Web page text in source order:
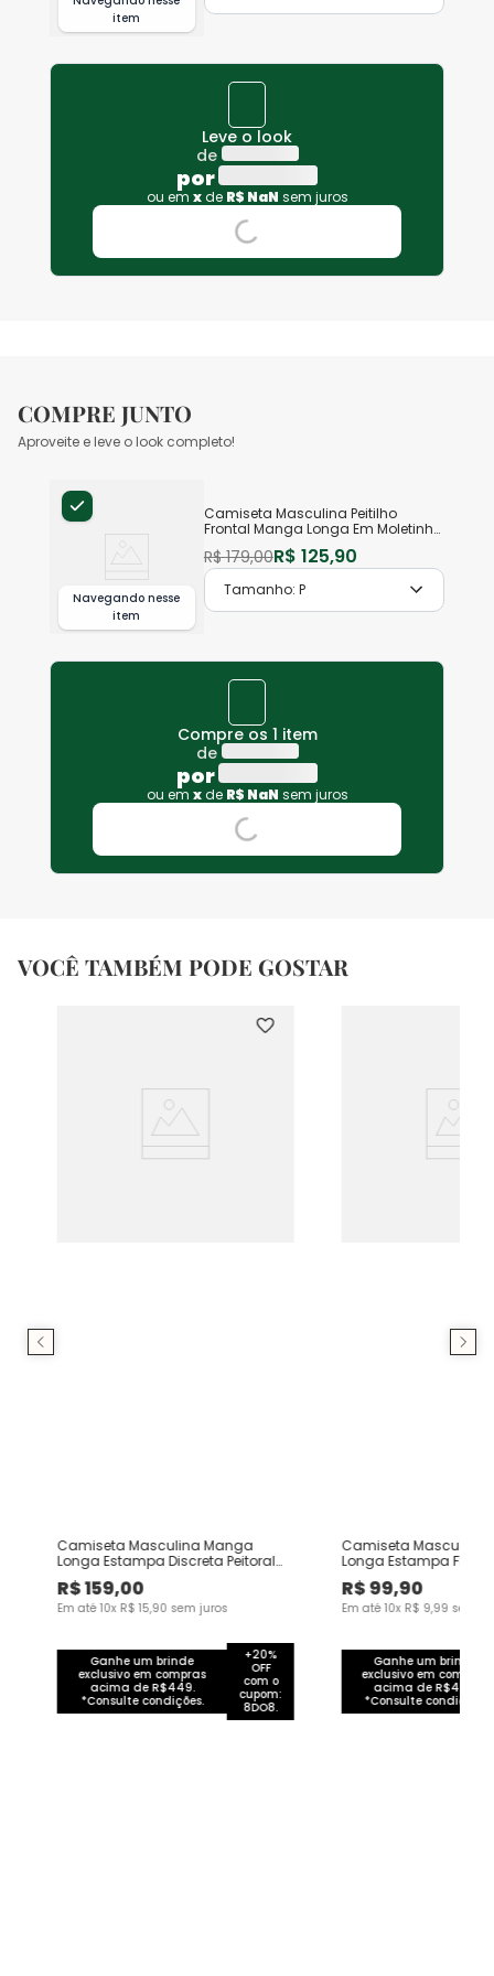
item
Leve o look
de
por
ou em x de R$ NaN sem juros
COMPRE JUNTO
Aproveite e leve o look completo!
Navegando nesse
item
Camiseta Masculina Peitilho
Frontal Manga Longa Em Moletinho
R$ 179,00R$ 125,90
Tamanho: P
Compre os 1 item
de
por
ou em x de R$ NaN sem juros
VOCÊ TAMBÉM PODE GOSTAR
Camiseta Masculina Manga
Longa Estampa Discreta Peitoral
Em Moletinho Rajado
R$159,00
Em até10xR$ 15,90 sem juros
Ganhe um brinde
exclusivo em compras
acima de R$449.
*Consulte condições.
+20%
OFF
com o
cupom:
8DO8.
Camiseta Masculina
Longa Estampa
Algodão
R$99,90
Em até10x R$ 9,99 sem
Ganhe um brinde
exclusivo em compras
acima de R$449.
*Consulte condições.